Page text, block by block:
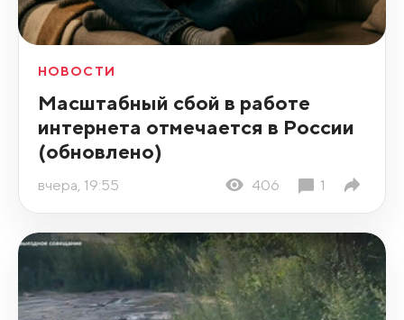
НОВОСТИ
Масштабный сбой в работе
интернета отмечается в России
(обновлено)
вчера, 19:55 406 1